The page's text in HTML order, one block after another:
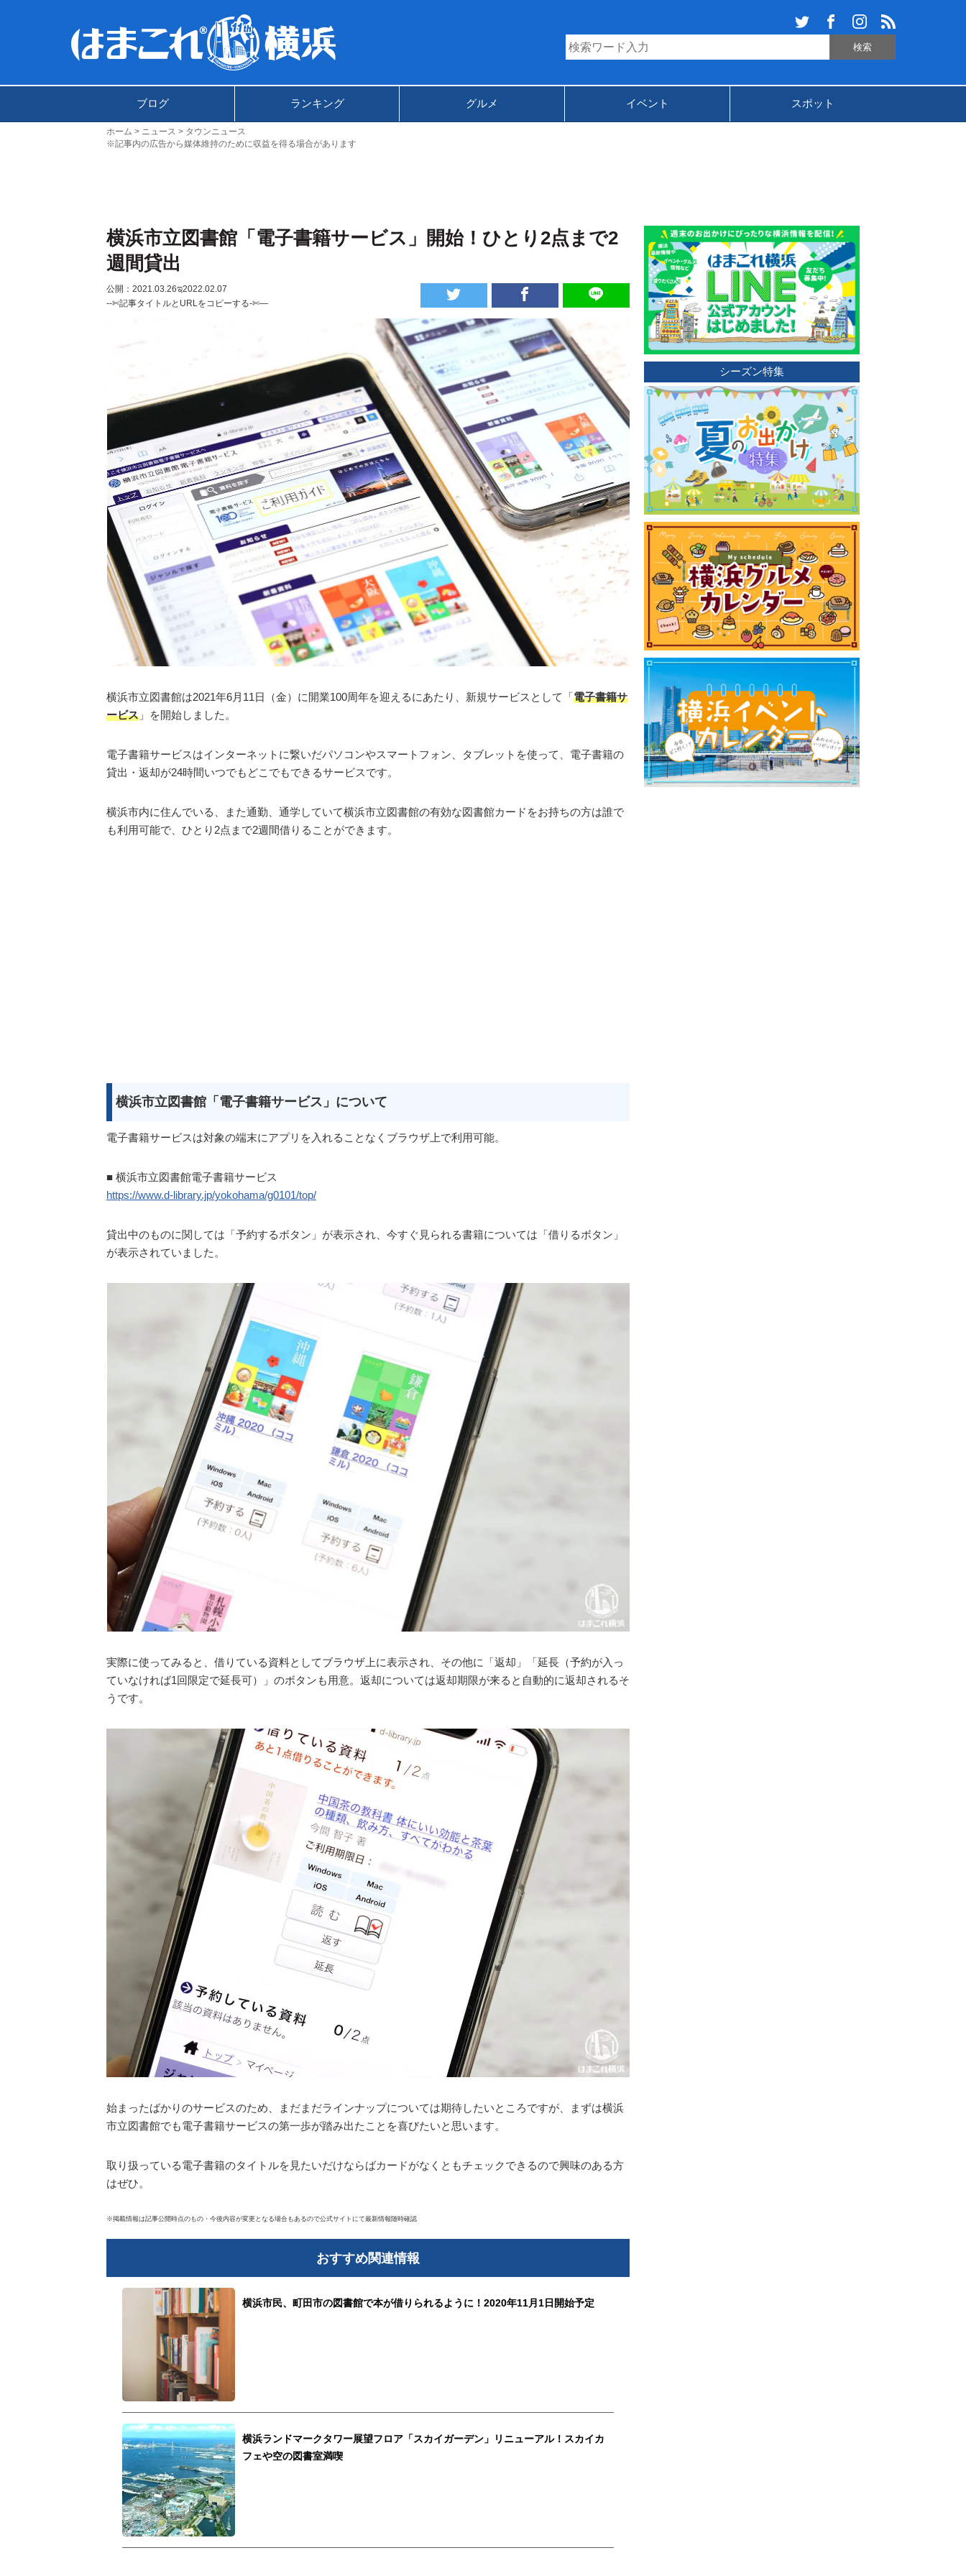
ブログ ランキング グルメ イベント スポット
ホーム ニュース
タウンニュース
※記事内の広告から媒体維持のために収益を得る場合があります
横浜市立図書館「電子書籍サービス」開始！ひとり2点まで2
週間貸出
公開：2021.03.26ಇ2022.02.07
--✄記事タイトルとURLをコピーする-✄—
横浜市立図書館は2021年6月11日（金）に開業100周年を迎えるにあたり、新規サービスとして「電子書籍サ
ービス 」を開始しました。
電子書籍サービスはインターネットに繋いだパソコンやスマートフォン、タブレットを使って、電子書籍の
貸出・返却が24時間いつでもどこでもできるサービスです。
横浜市内に住んでいる、また通勤、通学していて横浜市立図書館の有効な図書館カードをお持ちの方は誰で
も利用可能で、ひとり2点まで2週間借りることができます。
横浜市立図書館「電子書籍サービス」について
電子書籍サービスは対象の端末にアプリを入れることなくブラウザ上で利用可能。
■ 横浜市立図書館電子書籍サービス
https://www.d-library.jp/yokohama/g0101/top/
貸出中のものに関しては「予約するボタン」が表示され、今すぐ見られる書籍については「借りるボタン」
が表示されていました。
実際に使ってみると、借りている資料としてブラウザ上に表示され、その他に「返却」「延長（予約が入っ
ていなければ1回限定で延長可）」のボタンも用意。返却については返却期限が来ると自動的に返却されるそ
うです。
始まったばかりのサービスのため、まだまだラインナップについては期待したいところですが、まずは横浜
市立図書館でも電子書籍サービスの第一歩が踏み出たことを喜びたいと思います。
取り扱っている電子書籍のタイトルを見たいだけならばカードがなくともチェックできるので興味のある方
はぜひ。
※掲載情報は記事公開時点のもの・今後内容が変更となる場合もあるので公式サイトにて最新情報随時確認
おすすめ関連情報
横浜市民、町田市の図書館で本が借りられるように！2020年11月1日開始予定
横浜ランドマークタワー展望フロア「スカイガーデン」リニューアル！スカイカ
フェや空の図書室満喫
シーズン特集